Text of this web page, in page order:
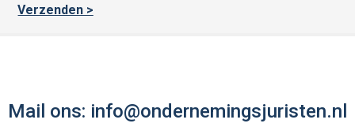
Mail ons: info@ondernemingsjuristen.nl